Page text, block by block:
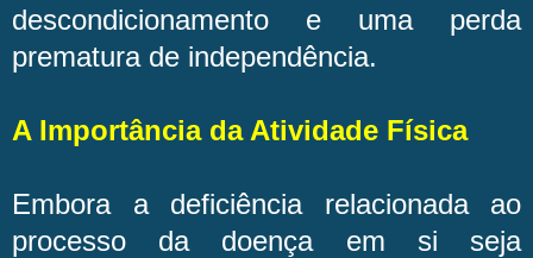
descondicionamento e uma perda
prematura de independência.
A Importância da Atividade Física
Embora a deficiência relacionada ao
processo da doença em si seja